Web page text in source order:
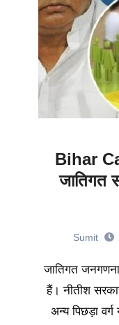
Bihar
जातिगत
Sumit
जातिगत जनगणना के आंकड़े बिहार में जारी कर दिए गए
हैं। नीतीश
अन्य पिछड़ा